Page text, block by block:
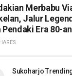
Merbabu
Jalur
Pendaki Era 80-an
Sukoharjo